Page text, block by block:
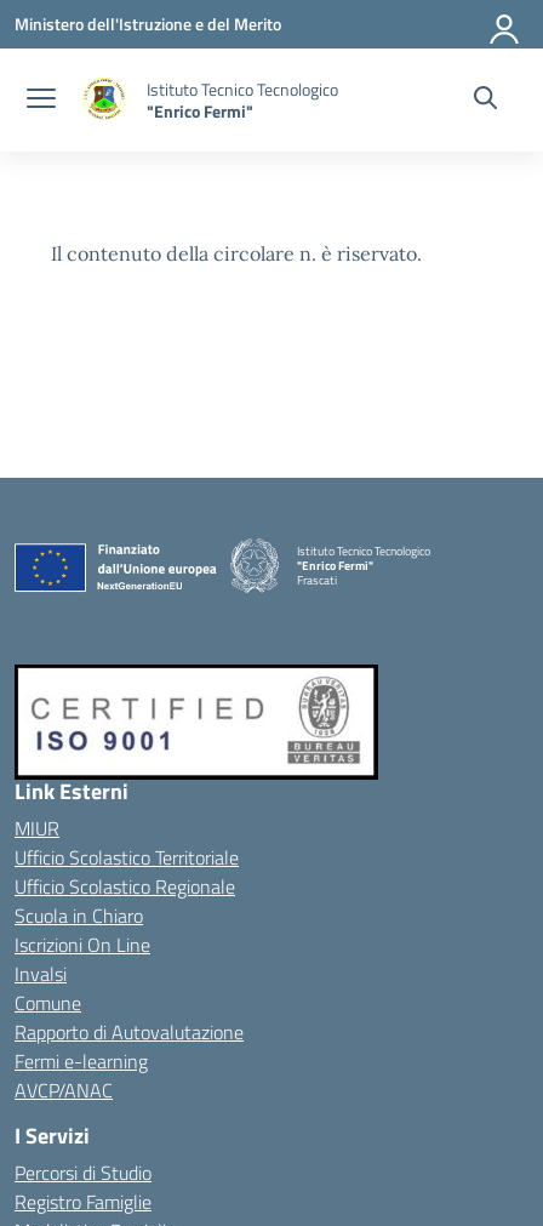
Vai ai contenuti
Vai al menu di navigazione
Vai al footer
Ministero dell'Istruzione e del Merito
Istituto Tecnico Tecnologico
"Enrico Fermi"
Il contenuto della circolare n. è riservato.
Istituto Tecnico Tecnologico
"Enrico Fermi"
Frascati
Link Esterni
MIUR
Ufficio Scolastico Territoriale
Ufficio Scolastico Regionale
Scuola in Chiaro
Iscrizioni On Line
Invalsi
Comune
Rapporto di Autovalutazione
Fermi e-learning
AVCP/ANAC
I Servizi
Percorsi di Studio
Registro Famiglie